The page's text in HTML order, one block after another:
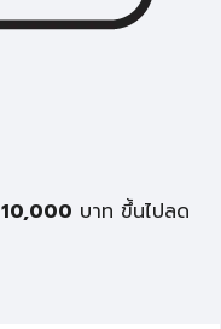
10,000 บาท ขึ้นไปลด